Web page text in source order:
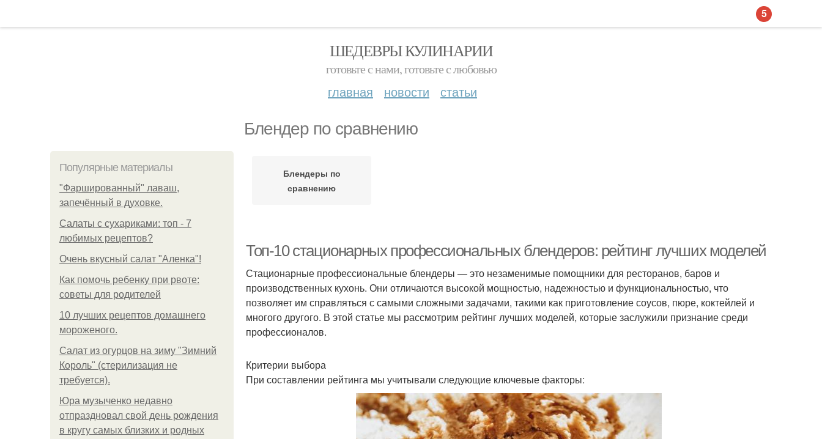
ШЕДЕВРЫ КУЛИНАРИИ
готовьте с нами, готовьте с любовью
главная новости статьи
Блендер по сравнению
Популярные материалы
"Фаршированный" лаваш,
запечённый в духовке.
Салаты с сухариками: топ - 7
любимых рецептов?
Очень вкусный салат "Аленка"!
Как помочь ребенку при рвоте:
советы для родителей
10 лучших рецептов домашнего
мороженого.
Салат из огурцов на зиму "Зимний
Король" (стерилизация не
требуется).
Юра музыченко недавно
отпраздновал свой день рождения
в кругу самых близких и родных
Блендеры по
сравнению
Топ-10 стационарных профессиональных блендеров: рейтинг лучших моделей
Стационарные профессиональные блендеры — это незаменимые помощники для ресторанов, баров и
производственных кухонь. Они отличаются высокой мощностью, надежностью и функциональностью, что
позволяет им справляться с самыми сложными задачами, такими как приготовление соусов, пюре, коктейлей и
многого другого. В этой статье мы рассмотрим рейтинг лучших моделей, которые заслужили признание среди
профессионалов.
Критерии выбора
При составлении рейтинга мы учитывали следующие ключевые факторы:
5